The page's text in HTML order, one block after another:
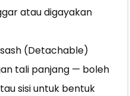
atau digayakan
(Detachable)
tali panjang — boleh
sisi untuk bentuk